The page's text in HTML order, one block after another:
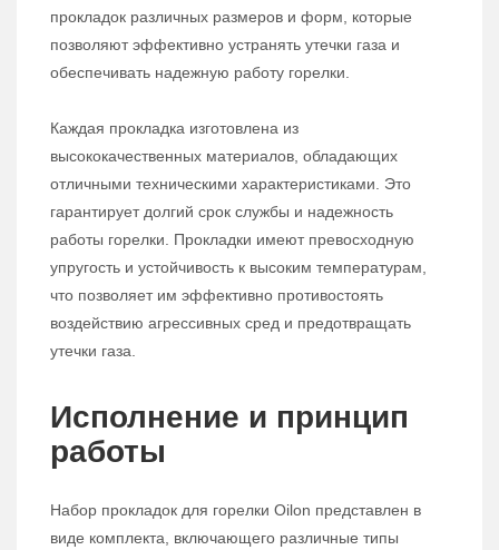
прокладок различных размеров и форм, которые
позволяют эффективно устранять утечки газа и
обеспечивать надежную работу горелки.
Каждая прокладка изготовлена из
высококачественных материалов, обладающих
отличными техническими характеристиками. Это
гарантирует долгий срок службы и надежность
работы горелки. Прокладки имеют превосходную
упругость и устойчивость к высоким температурам,
что позволяет им эффективно противостоять
воздействию агрессивных сред и предотвращать
утечки газа.
Исполнение и принцип
работы
Набор прокладок для горелки Oilon представлен в
виде комплекта, включающего различные типы